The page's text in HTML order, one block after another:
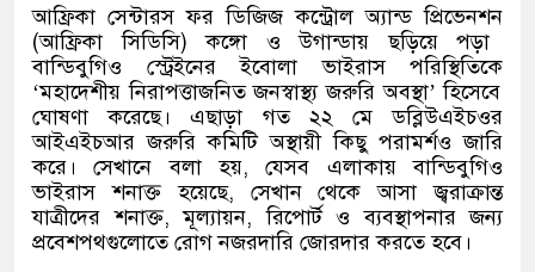
আফ্রিকা সেন্টারস ফর ডিজিজ কন্ট্রোল অ্যান্ড প্রিভেনশন
(আফ্রিকা সিডিসি)কঙ্গো ও উগান্ডায় ছড়িয়ে পড়া
বান্ডিবুগিও স্ট্রেইনের ইবোলা ভাইরাস পরিস্থিতিকে
‘মহাদেশীয় নিরাপত্তাজনিত জনস্বাস্থ্য জরুরি অবস্থা’হিসেবে
ঘোষণা করেছে। এছাড়া গত ২২ মে ডব্লিউএইচওর
আইএইচআর জরুরি কমিটি অস্থায়ী কিছু পরামর্শও জারি
করে। সেখানে বলা হয়,যেসব এলাকায় বান্ডিবুগিও
ভাইরাস শনাক্ত হয়েছে, সেখান থেকে আসা জ্বরাক্রান্ত
যাত্রীদের শনাক্ত,মূল্যায়ন,রিপোর্ট ও ব্যবস্থাপনার জন্য
প্রবেশপথগুলোতে রোগ নজরদারি জোরদার করতে হবে।